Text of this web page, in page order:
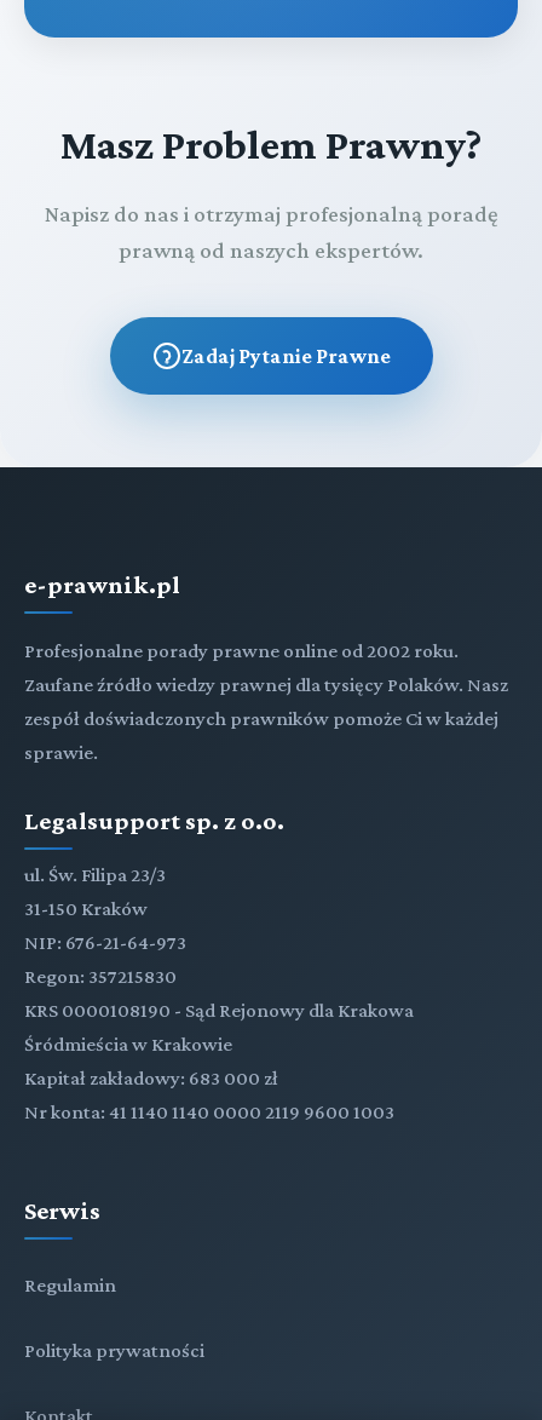
Masz Problem Prawny?
Napisz do nas i otrzymaj profesjonalną poradę
prawną od naszych ekspertów.
Zadaj Pytanie Prawne
e-prawnik.pl
Profesjonalne porady prawne online od 2002 roku.
Zaufane źródło wiedzy prawnej dla tysięcy Polaków. Nasz
zespół doświadczonych prawników pomoże Ci w każdej
sprawie.
Legalsupport sp. z o.o.
ul. Św. Filipa 23/3
31-150 Kraków
NIP: 676-21-64-973
Regon: 357215830
KRS 0000108190 - Sąd Rejonowy dla Krakowa
Śródmieścia w Krakowie
Kapitał zakładowy: 683 000 zł
Nr konta: 41 1140 1140 0000 2119 9600 1003
Serwis
Regulamin
Polityka prywatności
Kontakt